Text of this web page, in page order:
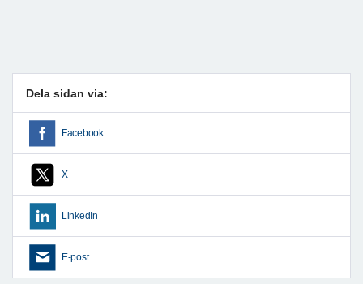
Dela sidan via:
Facebook
X
LinkedIn
E-post